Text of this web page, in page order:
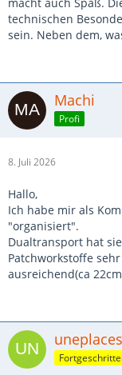
technischen
sein. Neben dem,
Machi
Profi
8. Juli 2026
Hallo,
Ich habe mir als
"organisiert".
Dualtransport hat
Patchworkstoffe
ausreichend(ca